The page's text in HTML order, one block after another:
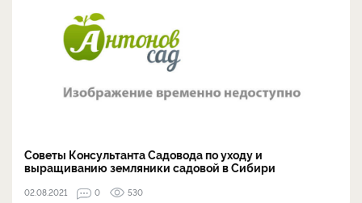
Советы Консультанта Садовода по уходу и
выращиванию земляники садовой в Сибири
02.08.2021 0 530